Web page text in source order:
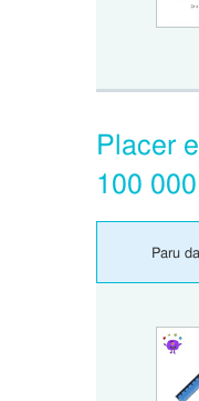
Placer
100
Paru